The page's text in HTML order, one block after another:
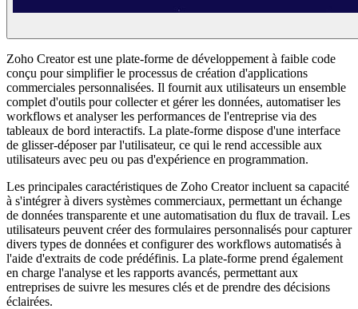
Zoho Creator est une plate-forme de développement à faible code
conçu pour simplifier le processus de création d'applications
commerciales personnalisées. Il fournit aux utilisateurs un ensemble
complet d'outils pour collecter et gérer les données, automatiser les
workflows et analyser les performances de l'entreprise via des
tableaux de bord interactifs. La plate-forme dispose d'une interface
de glisser-déposer par l'utilisateur, ce qui le rend accessible aux
utilisateurs avec peu ou pas d'expérience en programmation.
Les principales caractéristiques de Zoho Creator incluent sa capacité
à s'intégrer à divers systèmes commerciaux, permettant un échange
de données transparente et une automatisation du flux de travail. Les
utilisateurs peuvent créer des formulaires personnalisés pour capturer
divers types de données et configurer des workflows automatisés à
l'aide d'extraits de code prédéfinis. La plate-forme prend également
en charge l'analyse et les rapports avancés, permettant aux
entreprises de suivre les mesures clés et de prendre des décisions
éclairées.